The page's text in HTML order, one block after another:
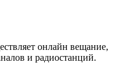
онлайн вещание,
и радиостанций.